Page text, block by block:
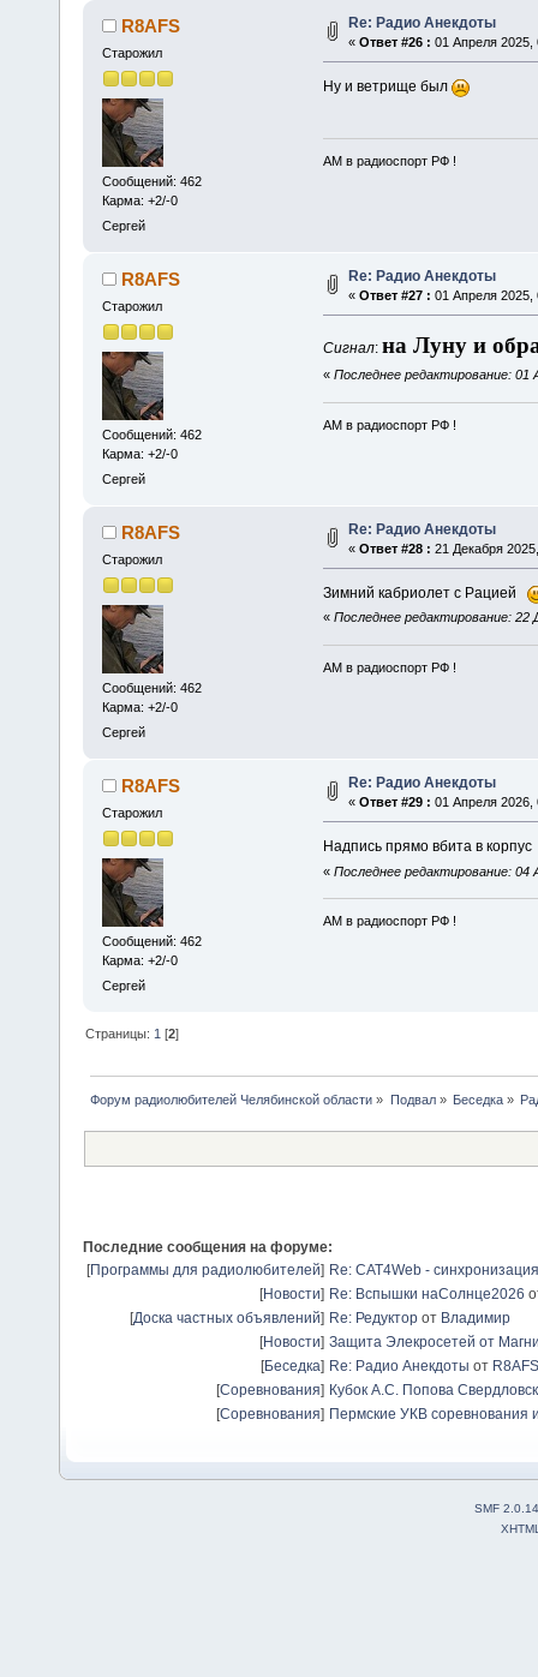
R8AFS
Старожил
Сообщений: 462
Карма: +2/-0
Сергей
Re: Радио Анекдоты
« Ответ #26 : 01 Апреля 2025,
Ну и ветрище был
АМ в радиоспорт РФ !
R8AFS
Старожил
Сообщений: 462
Карма: +2/-0
Сергей
Re: Радио Анекдоты
« Ответ #27 : 01 Апреля 2025,
Сигнал: на Луну и
« Последнее редактирование: 01
АМ в радиоспорт РФ !
R8AFS
Старожил
Сообщений: 462
Карма: +2/-0
Сергей
Re: Радио Анекдоты
« Ответ #28 : 21 Декабря
Зимний кабриолет с Рацией
« Последнее редактирование: 22
АМ в радиоспорт РФ !
R8AFS
Старожил
Сообщений: 462
Карма: +2/-0
Сергей
Re: Радио Анекдоты
« Ответ #29 : 01 Апреля 2026,
Надпись прямо вбита в корпус
« Последнее редактирование: 04
АМ в радиоспорт РФ !
Страницы: 1 [2]
Форум радиолюбителей Челябинской области » Подвал» Беседка»
Последние сообщения на форуме:
[Программы для радиолюбителей] Re: CAT4Web -
[Новости] Re: Вспышки наСолнце2026
[Доска частных объявлений] Re: Редуктор от Владимир
[Новости] Защита Элекросетей от
[Беседка] Re: Радио Анекдоты от R8AFS
[Соревнования] Кубок А.С. Попова
[Соревнования] Пермские УКВ соревнования
SMF 2.0.14